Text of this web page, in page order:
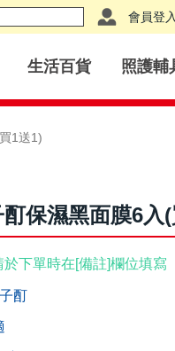
會員登入
生活百貨 照護輔
1送1)
保濕黑面膜6入
於下單時在[備註]欄位填寫
酊